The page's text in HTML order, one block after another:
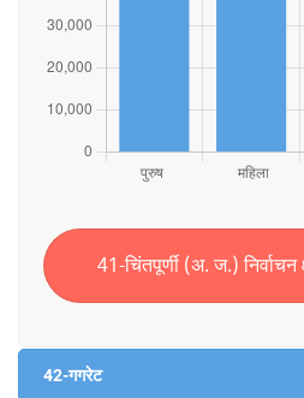
41-चिंतपूर्णी (अ. ज.)
42-गगरेट